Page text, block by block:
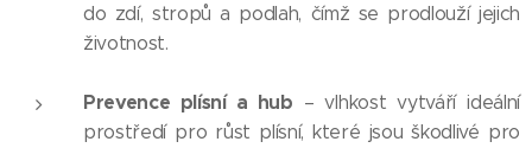
do zdí, stropů a podlah, čímž se prodlouží jejich
životnost.
Prevence plísní a hub – vlhkost vytváří ideální
prostředí pro růst plísní, které jsou škodlivé pro